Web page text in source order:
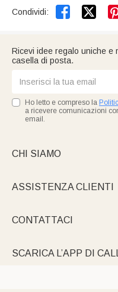
Condividi: 
Ricevi idee regalo uniche e
casella di posta.
Ho letto e compreso la
a ricevere comunicazioni
email.
CHI SIAMO
ASSISTENZA CLIENTI
CONTATTACI
SCARICA L’APP DI